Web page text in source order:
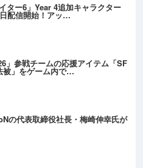
ター6」Year 4追加キャラクター
日配信開始！アッ…
」参戦チームの応援アイテム「SF
被」をゲーム内で…
の代表取締役社長・梅崎伸幸氏が